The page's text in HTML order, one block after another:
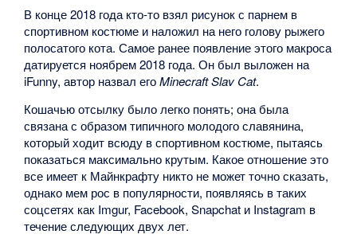
В конце 2018 года кто-то взял рисунок с парнем в
спортивном костюме и наложил на него голову рыжего
полосатого кота. Самое ранее появление этого макроса
датируется ноябрем 2018 года. Он был выложен на
iFunny, автор назвал егоMinecraft Slav Cat.
Кошачью отсылку было легко понять; она была
связана с образом типичного молодого славянина,
который ходит всюду в спортивном костюме, пытаясь
показаться максимально крутым. Какое отношение это
все имеет к Майнкрафту никто не может точно сказать,
однако мем рос в популярности, появляясь в таких
соцсетях как Imgur, Facebook, Snapchat и Instagram в
течение следующих двух лет.